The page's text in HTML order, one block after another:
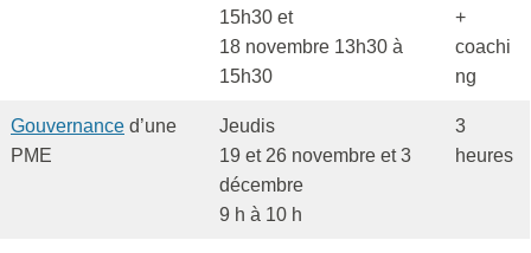
15h30 et
18 novembre 13h30 à
15h30
+
coachi
ng
Gouvernance d’une
PME
Jeudis
19 et 26 novembre et 3
décembre
9 h à 10 h
3
heures